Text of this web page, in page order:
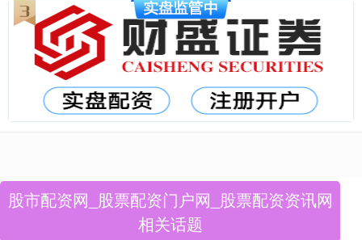
股市配资网_股票配资门户网_股票配资资讯网
相关话题